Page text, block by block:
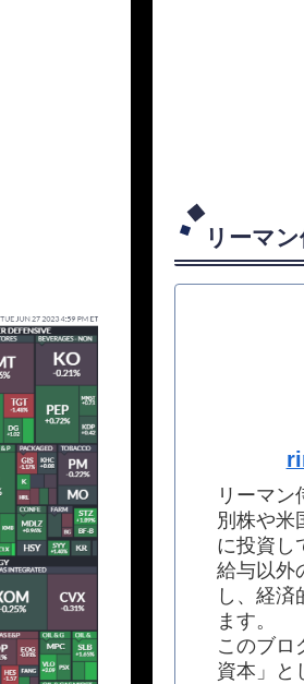
リーマ
リーマン
別株や米
に投資し
給与以外
し、経済
ます。
このブロ
資本」と